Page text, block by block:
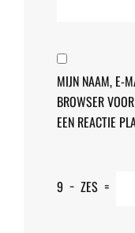
MIJN NAAM, E-
BROWSER
EEN REACTIE
9 − ZES =